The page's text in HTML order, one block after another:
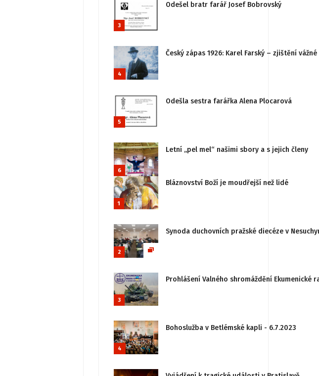
3
Odešel bratr farář Josef Bobrovský
4
Český zápas 1926: Karel Farský – zjištění
5
Odešla sestra farářka Alena Plocarová
6
Letní „pel mel“ našimi sbory a s jejich členy
1
Bláznovství Boží je moudřejší než lidé
2
Synoda duchovních pražské diecéze v
3
Prohlášení Valného shromáždění
4
Bohoslužba v Betlémské kapli - 6.7.2023